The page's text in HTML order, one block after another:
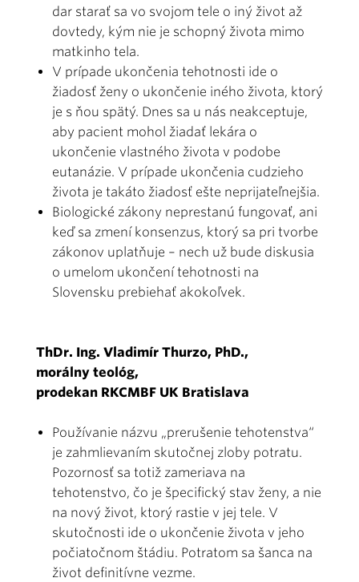
dar starať sa vo svojom tele o iný život až
dovtedy, kým nie je schopný života mimo
matkinho tela.
V prípade ukončenia tehotnosti ide o
žiadosť ženy o ukončenie iného života, ktorý
je s ňou spätý. Dnes sa u nás neakceptuje,
aby pacient mohol žiadať lekára o
ukončenie vlastného života v podobe
eutanázie. V prípade ukončenia cudzieho
života je takáto žiadosť ešte neprijateľnejšia.
Biologické zákony neprestanú fungovať, ani
keď sa zmení konsenzus, ktorý sa pri tvorbe
zákonov uplatňuje – nech už bude diskusia
o umelom ukončení tehotnosti na
Slovensku prebiehať akokoľvek.
ThDr. Ing. Vladimír Thurzo, PhD.,
morálny teológ,
prodekan RKCMBF UK Bratislava
Používanie názvu „prerušenie tehotenstva“
je zahmlievaním skutočnej zloby potratu.
Pozornosť sa totiž zameriava na
tehotenstvo, čo je špecifický stav ženy, a nie
na nový život, ktorý rastie v jej tele. V
skutočnosti ide o ukončenie života v jeho
počiatočnom štádiu. Potratom sa šanca na
život definitívne vezme.